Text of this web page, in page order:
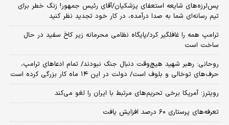
پس‌لرزه‌های شایعه استعفای پزشکیان/آقای رئیس جمهور! زنگ خطر برای
تیم رسانه‌ای شما به صدا درآمده، در کار خود تجدید نظر کنید
ترامپ همه را غافلگیر کرد/پایگاه نظامی محرمانه زیر کاخ سفید در حال
ساخت است
روحانی: رهبر شهید هیچ‌وقت دنبال جنگ نبودند/ تمام ادعاهای ترامپ،
حرف‌های توخالی و بلوف است/ دولت در این ۱۴ ماه کار بزرگی کرده است
رویترز: آمریکا برخی تحریم‌های مرتبط با ایران را لغو می‌کند
تعرفه‌های پرستاری ۶۰ درصد افزایش یافت